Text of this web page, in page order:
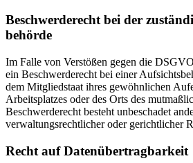
Beschwerde­recht bei der
behörde
Im Falle von Verstößen gegen die
ein Beschwerderecht bei einer
dem Mitgliedstaat ihres gewöhnlichen
Arbeitsplatzes oder des Orts des
Beschwerderecht besteht unbeschadet
verwaltungsrechtlicher oder gerichtlicher
Recht auf Daten­übertrag­barkeit